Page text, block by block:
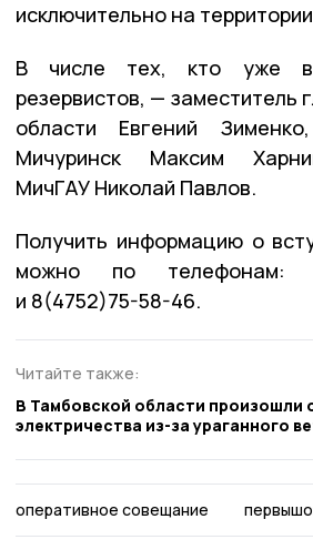
исключительно на
В числе тех, кто уже
резервистов, — заместитель
области Евгений
Мичуринск Максим
МичГАУ Николай Павлов.
Получить информацию о
можно по телефонам:
и 8(4752)75-58-46.
Читайте также:
В Тамбовской области произошли
электричества из-за ураганного
оперативное совещание